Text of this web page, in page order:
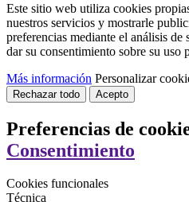
Este sitio web utiliza cookies
nuestros servicios y mostrarle
preferencias mediante el análisis de
dar su consentimiento sobre su uso
Más información Personalizar
Rechazar todo Acepto
Preferencias de
Consentimiento
Cookies funcionales
Técnica